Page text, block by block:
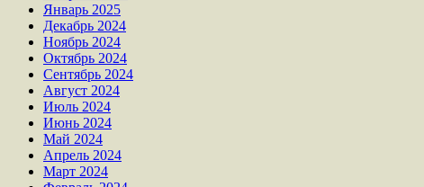
Январь 2025
Декабрь 2024
Ноябрь 2024
Октябрь 2024
Сентябрь 2024
Август 2024
Июль 2024
Июнь 2024
Май 2024
Апрель 2024
Март 2024